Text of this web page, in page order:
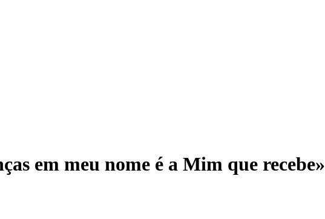
em meu nome é a Mim que recebe»